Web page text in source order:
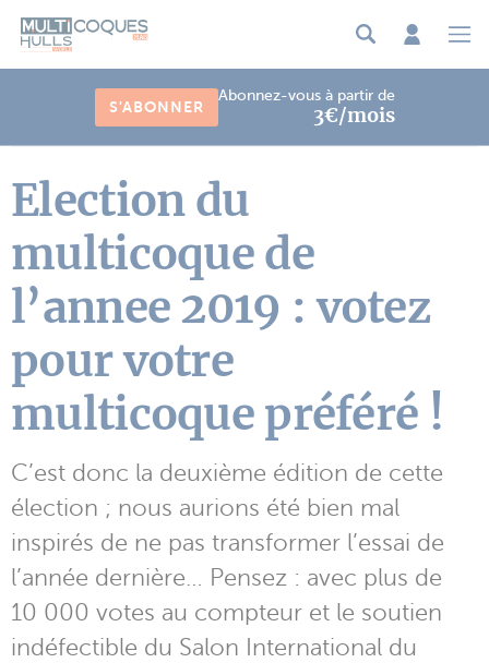
S'ABONNER
Abonnez-vous à partir de
3€/mois
Election du
multicoque de
l’annee 2019 : votez
pour votre
multicoque préféré !
C’est donc la deuxième édition de cette
élection ; nous aurions été bien mal
inspirés de ne pas transformer l’essai de
l’année dernière… Pensez : avec plus de
10 000 votes au compteur et le soutien
indéfectible du Salon International du